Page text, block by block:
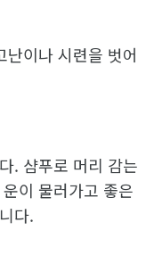
이나 시련을 벗어
. 샴푸로 머리 감는
이 물러가고 좋은
다.